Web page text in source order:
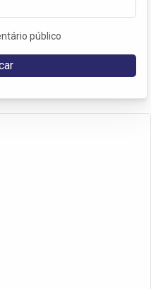
público